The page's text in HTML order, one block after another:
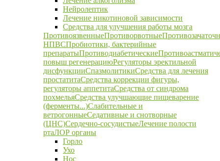
Нейролептик
Лечение никотиновой зависимости
Средства для улучшения работы мозга
ПротивоязвенныеПротиворвотные
НПВСПробиотики, бактерийные
препаратыПротиводиабетические
повыш регенерациюРегуляторы эректильной
дисфункцииСпазмолитикиСредства для лечения
простатитаСредства коррекции фигуры,
регуляторы аппетитаСредства от синдрома
похмельяСредства улучшающие пищеварение
(ферменты...)Слабительные и
ветрогонныеСедативные и снотворные
(ЦНС)Сердечно-сосудистыеЛечение полости
ртаЛОР органы
Горло
Ухо
Нос